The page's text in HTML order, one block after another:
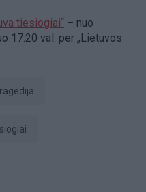
tiesiogiai“ – nuo
17:20 val. per „Lietuvos